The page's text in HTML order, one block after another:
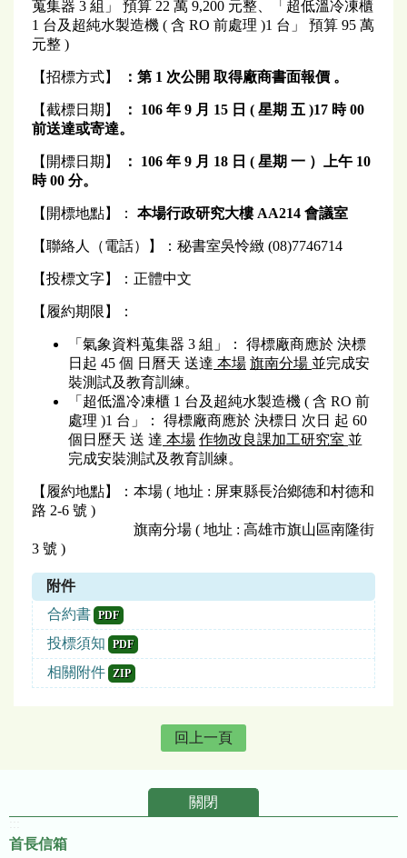
蒐集器 3 組」 預算 22 萬 9,200 元整、「超低溫冷凍櫃
1 台及超純水製造機 ( 含 RO 前處理 )1 台」 預算 95 萬
元整 )
【招標方式】 ：第 1 次公開 取得廠商書面報價 。
【截標日期】 ： 106 年 9 月 15 日 ( 星期 五 )17 時 00
前送達或寄達。
【開標日期】 ： 106 年 9 月 18 日 ( 星期 一 ）上午 10
時 00 分。
【開標地點】： 本場行政研究大樓 AA214 會議室
【聯絡人（電話）】：秘書室吳怜緻 (08)7746714
【投標文字】：正體中文
【履約期限】：
「氣象資料蒐集器 3 組」： 得標廠商應於 決標
日起 45 個 日曆天 送達 本場 旗南分場 並完成安
裝測試及教育訓練。
「超低溫冷凍櫃 1 台及超純水製造機 ( 含 RO 前
處理 )1 台」： 得標廠商應於 決標日 次日 起 60
個日歷天 送 達 本場 作物改良課加工研究室 並
完成安裝測試及教育訓練。
【履約地點】：本場 ( 地址 : 屏東縣長治鄉德和村德和
路 2-6 號 )
旗南分場 ( 地址 : 高雄市旗山區南隆街
3 號 )
附件
合約書 PDF
投標須知 PDF
相關附件 ZIP
回上一頁
關閉
首長信箱